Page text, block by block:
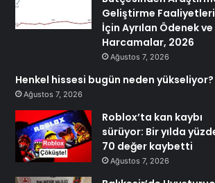
Geliştirme Faaliyetleri
İçin Ayrılan Ödenek ve
Harcamalar, 2026
Ağustos 7, 2026
Henkel hissesi bugün neden yükseliyor?
Ağustos 7, 2026
Roblox’ta kan kaybı
sürüyor: Bir yılda
70 değer kaybetti
Ağustos 7, 2026